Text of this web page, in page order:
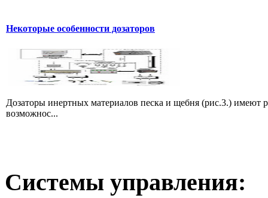
Некоторые особенности дозаторов
Дозаторы инертных материалов песка и щебня (рис.3.) имеют
возможнос...
Системы управления: